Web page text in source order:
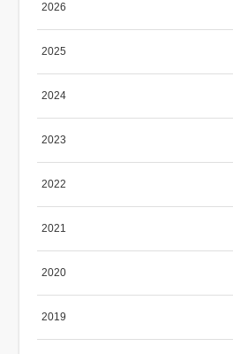
2026
2025
2024
2023
2022
2021
2020
2019